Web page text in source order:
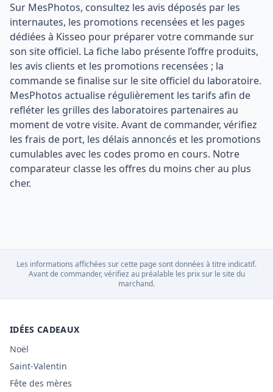
Sur MesPhotos, consultez les avis déposés par les
internautes, les promotions recensées et les pages
dédiées à Kisseo pour préparer votre commande sur
son site officiel. La fiche labo présente l’offre produits,
les avis clients et les promotions recensées ; la
commande se finalise sur le site officiel du laboratoire.
MesPhotos actualise régulièrement les tarifs afin de
refléter les grilles des laboratoires partenaires au
moment de votre visite. Avant de commander, vérifiez
les frais de port, les délais annoncés et les promotions
cumulables avec les codes promo en cours. Notre
comparateur classe les offres du moins cher au plus
cher.
Les informations affichées sur cette page sont données à titre indicatif.
Avant de commander, vérifiez au préalable les prix sur le site du
marchand.
IDÉES CADEAUX
Noël
Saint-Valentin
Fête des mères